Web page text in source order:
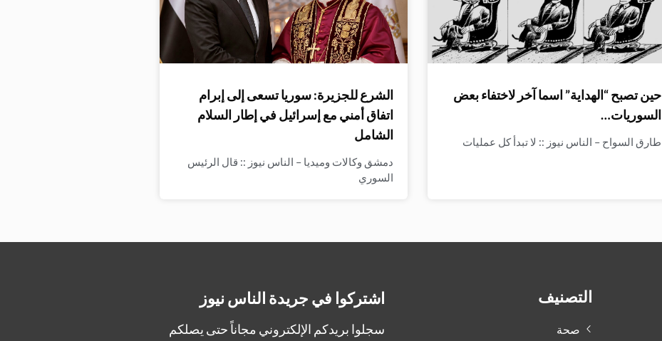
حين تصبح “الهداية” اسما آخر لاختفاء بعض
السوريات…
طارق السواح – الناس نيوز :: لا تبدأ كل عمليات
الشرع للجزيرة: سوريا تسعى إلى إبرام
اتفاق أمني مع إسرائيل في إطار السلام
الشامل
دمشق وكالات وميديا – الناس نيوز :: قال الرئيس
السوري
التصنيف
صحة
اشتركوا في جريدة الناس نيوز
سجلوا بريدكم الإلكتروني مجاناً حتى يصلكم